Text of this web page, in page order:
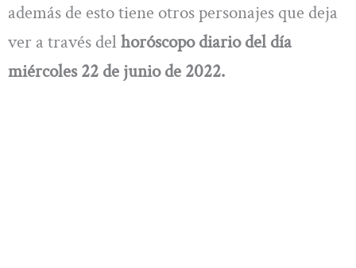
además de esto tiene otros personajes que deja
ver a través del horóscopo diario del día
miércoles 22 de junio de 2022.